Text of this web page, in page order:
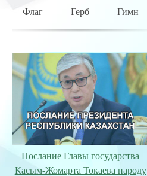
Флаг Герб Гимн
Послание Главы государства
Касым-Жомарта Токаева народу